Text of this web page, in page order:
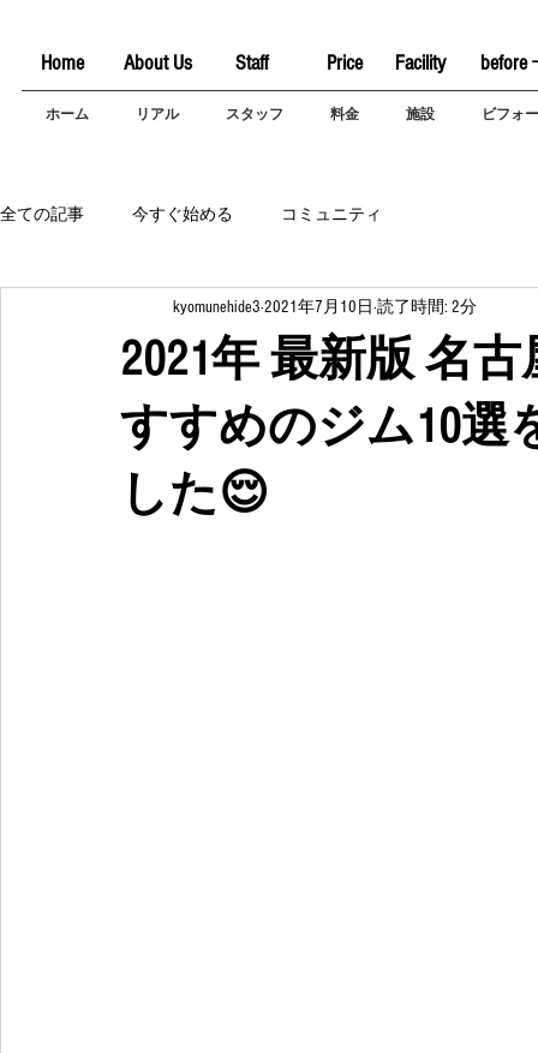
Home About Us Staff Price Facility before
ホーム リアル スタッフ 料金 施設 ビフォ
全ての記事 今すぐ始める コミュニティ
2021年 最新版 名
すすめのジム10選
した😌
kyomunehide3 2021年7月10日 読了時間: 2分